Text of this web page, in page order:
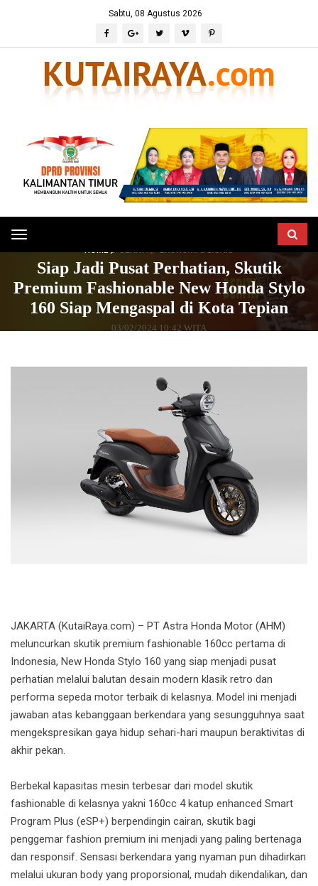
Sabtu, 08 Agustus 2026
Toggle
navigation
Siap Jadi Pusat Perhatian, Skutik
Premium Fashionable New Honda Stylo
160 Siap Mengaspal di Kota Tepian
03/02/2024 10:42 WITA
JAKARTA (KutaiRaya.com) – PT Astra Honda Motor (AHM)
meluncurkan skutik premium fashionable 160cc pertama di
Indonesia, New Honda Stylo 160 yang siap menjadi pusat
perhatian melalui balutan desain modern klasik retro dan
performa sepeda motor terbaik di kelasnya. Model ini menjadi
jawaban atas kebanggaan berkendara yang sesungguhnya saat
mengekspresikan gaya hidup sehari-hari maupun beraktivitas di
akhir pekan.
Berbekal kapasitas mesin terbesar dari model skutik
fashionable di kelasnya yakni 160cc 4 katup enhanced Smart
Program Plus (eSP+) berpendingin cairan, skutik bagi
penggemar fashion premium ini menjadi yang paling bertenaga
dan responsif. Sensasi berkendara yang nyaman pun dihadirkan
melalui ukuran body yang proporsional, mudah dikendalikan, dan